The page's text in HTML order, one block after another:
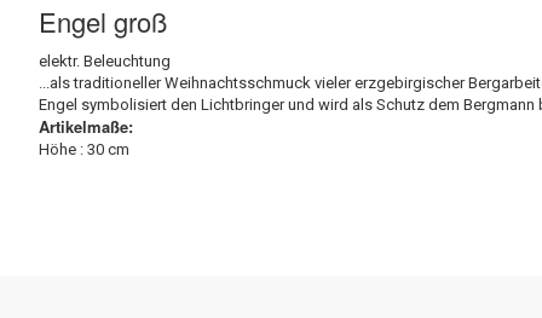
Engel groß
elektr. Beleuchtung
...als traditioneller Weihnachtsschmuck vieler erzgebirgischer
Engel symbolisiert den Lichtbringer und wird als Schutz dem
Artikelmaße:
Höhe : 30 cm